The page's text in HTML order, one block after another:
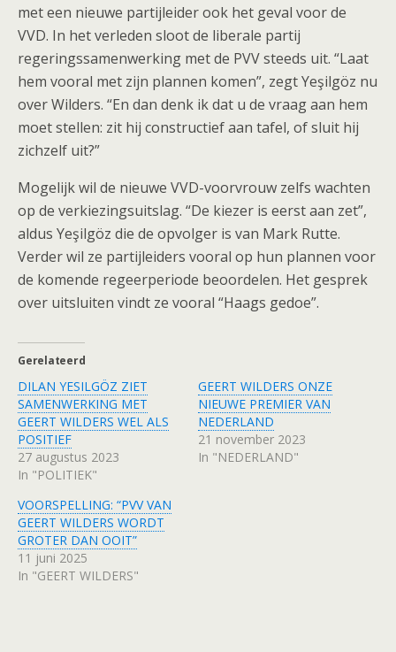
met een nieuwe partijleider ook het geval voor de
VVD. In het verleden sloot de liberale partij
regeringssamenwerking met de PVV steeds uit. “Laat
hem vooral met zijn plannen komen”, zegt Yeşilgöz nu
over Wilders. “En dan denk ik dat u de vraag aan hem
moet stellen: zit hij constructief aan tafel, of sluit hij
zichzelf uit?”
Mogelijk wil de nieuwe VVD-voorvrouw zelfs wachten
op de verkiezingsuitslag. “De kiezer is eerst aan zet”,
aldus Yeşilgöz die de opvolger is van Mark Rutte.
Verder wil ze partijleiders vooral op hun plannen voor
de komende regeerperiode beoordelen. Het gesprek
over uitsluiten vindt ze vooral “Haags gedoe”.
Gerelateerd
DILAN YESILGÖZ ZIET
SAMENWERKING MET
GEERT WILDERS WEL ALS
POSITIEF
27 augustus 2023
In "POLITIEK"
GEERT WILDERS ONZE
NIEUWE PREMIER VAN
NEDERLAND
21 november 2023
In "NEDERLAND"
VOORSPELLING: “PVV VAN
GEERT WILDERS WORDT
GROTER DAN OOIT”
11 juni 2025
In "GEERT WILDERS"